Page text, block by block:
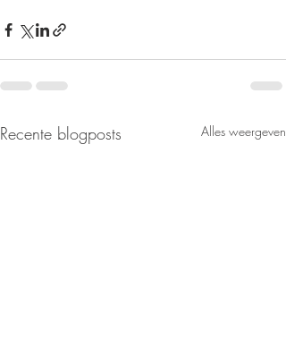
Recente blogposts Alles weergeven